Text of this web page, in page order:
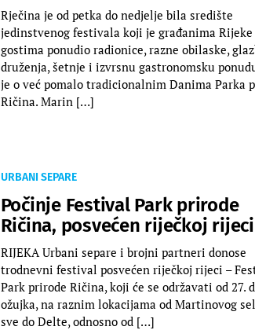
Rječina je od petka do nedjelje bila središte
jedinstvenog festivala koji je građanima
gostima ponudio radionice, razne obilaske,
druženja, šetnje i izvrsnu gastronomsku
je o već pomalo tradicionalnim Danima Parka
Ričina. Marin […]
URBANI SEPARE
Počinje Festival Park prirode
Ričina, posvećen riječkoj rijeci
RIJEKA Urbani separe i brojni partneri donose
trodnevni festival posvećen riječkoj rijeci –
Park prirode Ričina, koji će se održavati od 27.
ožujka, na raznim lokacijama od Martinovog
sve do Delte, odnosno od […]